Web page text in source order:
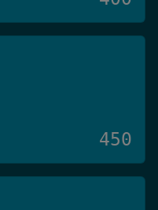
450